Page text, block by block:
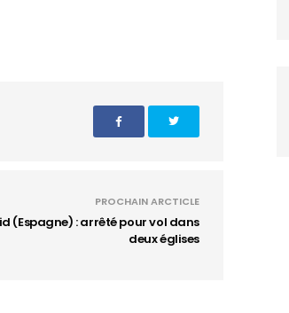
PROCHAIN ARCTICLE
(Espagne) : arrêté pour vol dans
deux églises